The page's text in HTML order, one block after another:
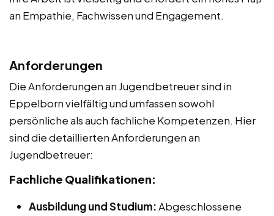
an Empathie, Fachwissen und Engagement.
Anforderungen
Die Anforderungen an Jugendbetreuer sind in
Eppelborn vielfältig und umfassen sowohl
persönliche als auch fachliche Kompetenzen. Hier
sind die detaillierten Anforderungen an
Jugendbetreuer:
Fachliche Qualifikationen:
Ausbildung und Studium:Abgeschlossene